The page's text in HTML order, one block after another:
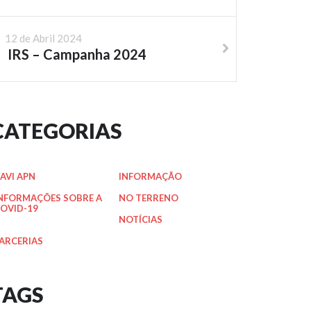
12 de Abril 2024
IRS – Campanha 2024
APN
INFORMAÇÃO
SOBRE A
19
NO TERRENO
NOTÍCIAS